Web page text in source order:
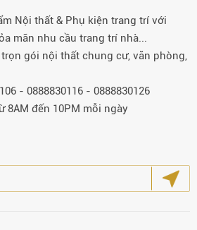
Nội thất & Phụ kiện trang trí với
mãn nhu cầu trang trí nhà...
gói nội thất chung cư, văn phòng,
- 0888830116 - 0888830126
8AM đến 10PM mỗi ngày